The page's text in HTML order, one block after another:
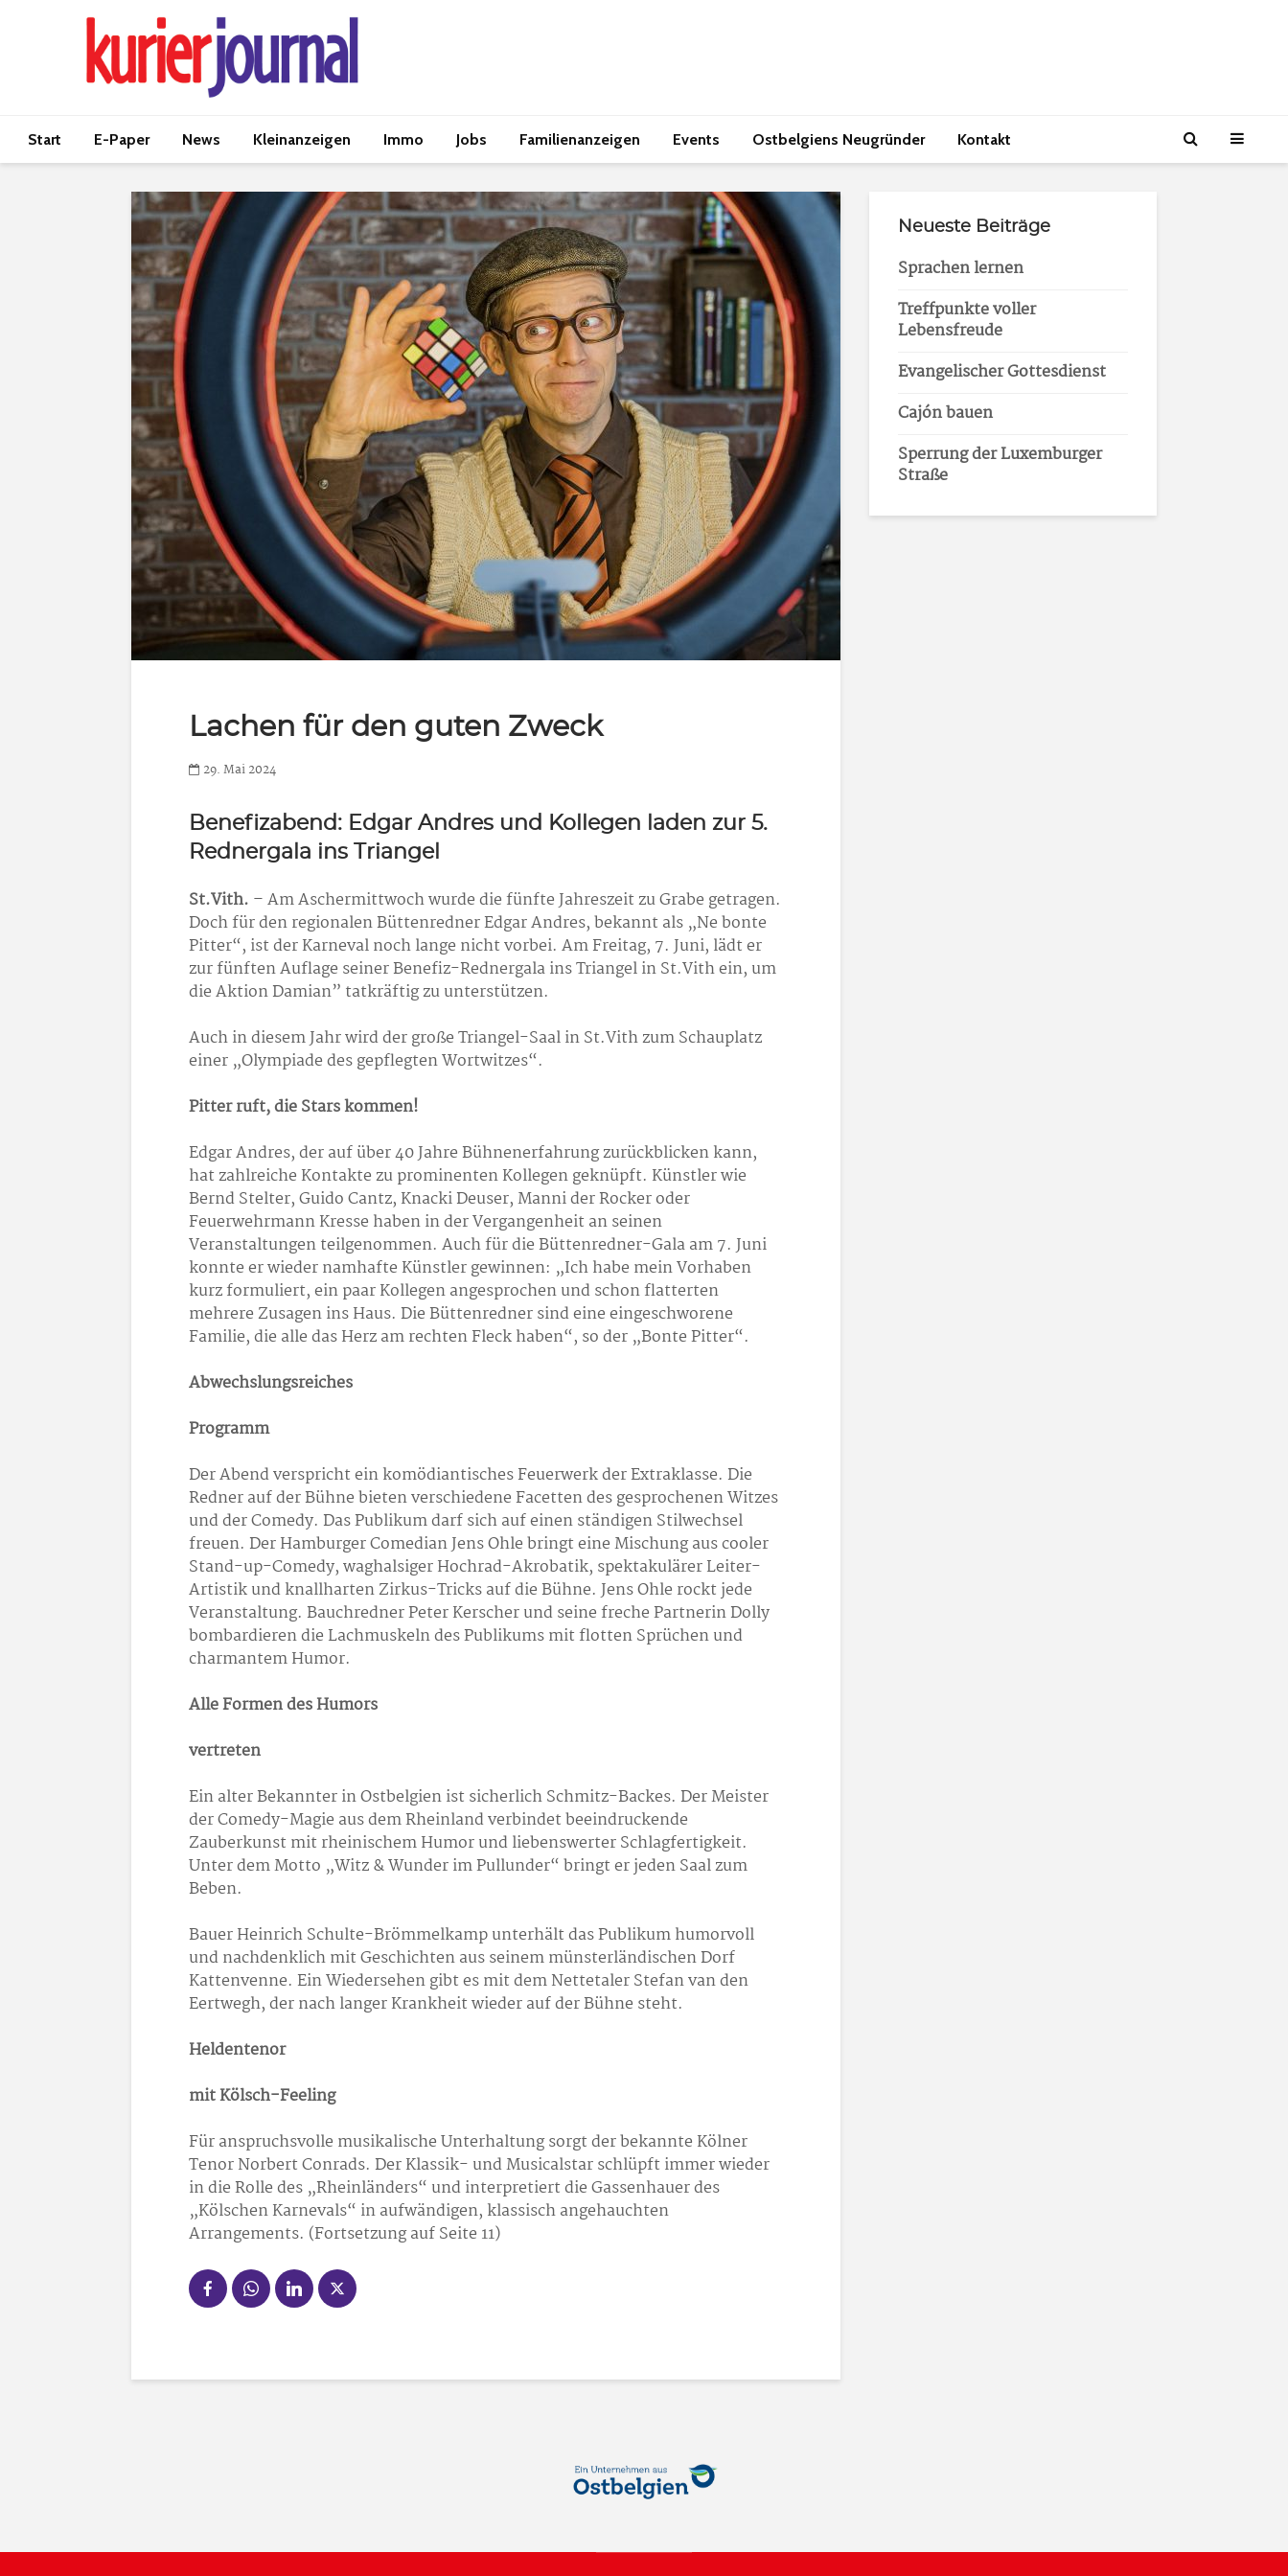
Start E-Paper News Kleinanzeigen Immo Jobs Familienanzeigen Events Ostbelgiens Neugründer Kontakt
Lachen für den guten Zweck
29. Mai 2024
Benefizabend: Edgar Andres und Kollegen laden zur 5.
Rednergala ins Triangel
St.Vith. – Am Aschermittwoch wurde die fünfte Jahreszeit zu Grabe getragen.
Doch für den regionalen Büttenredner Edgar Andres, bekannt als „Ne bonte
Pitter“, ist der Karneval noch lange nicht vorbei. Am Freitag, 7. Juni, lädt er
zur fünften Auflage seiner Benefiz-Rednergala ins Triangel in St.Vith ein, um
die Aktion Damian” tatkräftig zu unterstützen.
Auch in diesem Jahr wird der große Triangel-Saal in St.Vith zum Schauplatz
einer „Olympiade des gepflegten Wortwitzes“.
Pitter ruft, die Stars kommen!
Edgar Andres, der auf über 40 Jahre Bühnenerfahrung zurückblicken kann,
hat zahlreiche Kontakte zu prominenten Kollegen geknüpft. Künstler wie
Bernd Stelter, Guido Cantz, Knacki Deuser, Manni der Rocker oder
Feuerwehrmann Kresse haben in der Vergangenheit an seinen
Veranstaltungen teilgenommen. Auch für die Büttenredner-Gala am 7. Juni
konnte er wieder namhafte Künstler gewinnen: „Ich habe mein Vorhaben
kurz formuliert, ein paar Kollegen angesprochen und schon flatterten
mehrere Zusagen ins Haus. Die Büttenredner sind eine eingeschworene
Familie, die alle das Herz am rechten Fleck haben“, so der „Bonte Pitter“.
Abwechslungsreiches
Programm
Der Abend verspricht ein komödiantisches Feuerwerk der Extraklasse. Die
Redner auf der Bühne bieten verschiedene Facetten des gesprochenen Witzes
und der Comedy. Das Publikum darf sich auf einen ständigen Stilwechsel
freuen. Der Hamburger Comedian Jens Ohle bringt eine Mischung aus cooler
Stand-up-Comedy, waghalsiger Hochrad-Akrobatik, spektakulärer Leiter-
Artistik und knallharten Zirkus-Tricks auf die Bühne. Jens Ohle rockt jede
Veranstaltung. Bauchredner Peter Kerscher und seine freche Partnerin Dolly
bombardieren die Lachmuskeln des Publikums mit flotten Sprüchen und
charmantem Humor.
Alle Formen des Humors
vertreten
Ein alter Bekannter in Ostbelgien ist sicherlich Schmitz-Backes. Der Meister
der Comedy-Magie aus dem Rheinland verbindet beeindruckende
Zauberkunst mit rheinischem Humor und liebenswerter Schlagfertigkeit.
Unter dem Motto „Witz & Wunder im Pullunder“ bringt er jeden Saal zum
Beben.
Bauer Heinrich Schulte-Brömmelkamp unterhält das Publikum humorvoll
und nachdenklich mit Geschichten aus seinem münsterländischen Dorf
Kattenvenne. Ein Wiedersehen gibt es mit dem Nettetaler Stefan van den
Eertwegh, der nach langer Krankheit wieder auf der Bühne steht.
Heldentenor
mit Kölsch-Feeling
Für anspruchsvolle musikalische Unterhaltung sorgt der bekannte Kölner
Tenor Norbert Conrads. Der Klassik- und Musicalstar schlüpft immer wieder
in die Rolle des „Rheinländers“ und interpretiert die Gassenhauer des
„Kölschen Karnevals“ in aufwändigen, klassisch angehauchten
Arrangements. (Fortsetzung auf Seite 11)
Neueste Beiträge
Sprachen lernen
Treffpunkte voller
Lebensfreude
Evangelischer Gottesdienst
Cajón bauen
Sperrung der Luxemburger
Straße